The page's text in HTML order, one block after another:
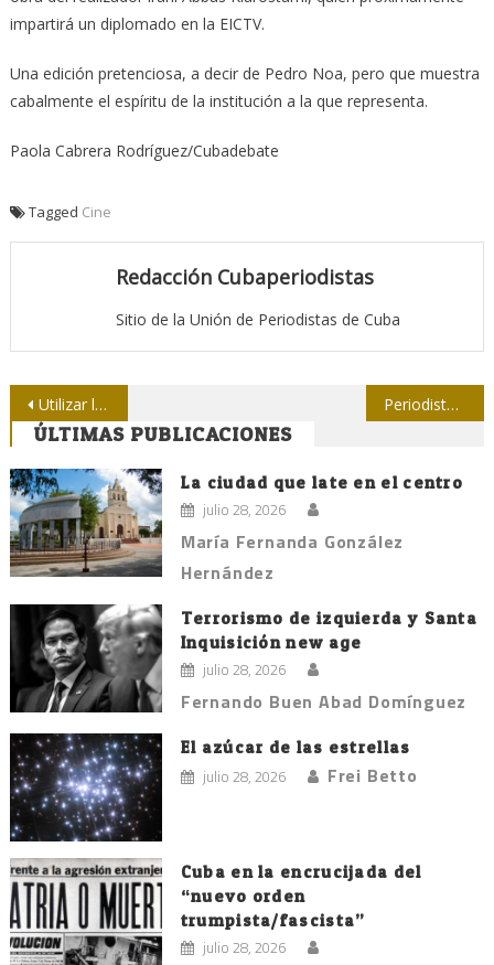
impartirá un diplomado en la EICTV.
Una edición pretenciosa, a decir de Pedro Noa, pero que muestra
cabalmente el espíritu de la institución a la que representa.
Paola Cabrera Rodríguez/Cubadebate
Tagged Cine
Redacción Cubaperiodistas
Sitio de la Unión de Periodistas de Cuba
Navegación
de
entradas
Utilizar la tecnología para beneficio de la humanidad Periodistas del centro intercambian sobre redacciones integradas
ÚLTIMAS PUBLICACIONES
La ciudad que late en el centro
julio 28, 2026
María Fernanda González
Hernández
Terrorismo de izquierda y Santa
Inquisición new age
julio 28, 2026
Fernando Buen Abad Domínguez
El azúcar de las estrellas
julio 28, 2026 Frei Betto
Cuba en la encrucijada del
“nuevo orden
trumpista/fascista”
julio 28, 2026